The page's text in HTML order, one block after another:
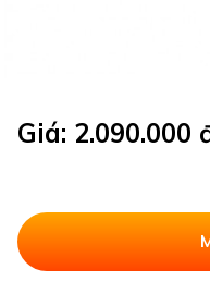
Giá: 2.090.000